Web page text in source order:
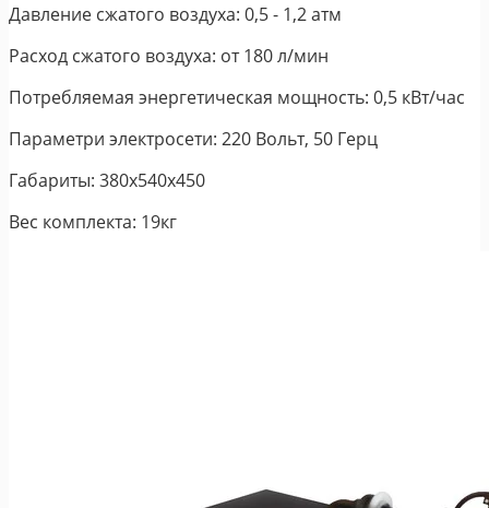
Давление сжатого воздуха: 0,5 - 1,2 атм
Расход сжатого воздуха: от 180 л/мин
Потребляемая энергетическая мощность: 0,5 кВт/час
Параметри электросети: 220 Вольт, 50 Герц
Габариты: 380х540х450
Вес комплекта: 19кг